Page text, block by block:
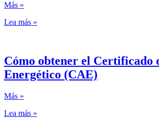
Más »
Lea más »
Cómo obtener el Certificado
Energético (CAE)
Más »
Lea más »